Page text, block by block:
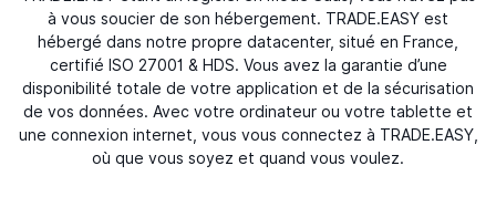
à vous soucier de son hébergement. TRADE.EASY est
hébergé dans notre propre datacenter, situé en France,
certifié ISO 27001 & HDS. Vous avez la garantie d’une
disponibilité totale de votre application et de la sécurisation
de vos données. Avec votre ordinateur ou votre tablette et
une connexion internet, vous vous connectez à TRADE.EASY,
où que vous soyez et quand vous voulez.